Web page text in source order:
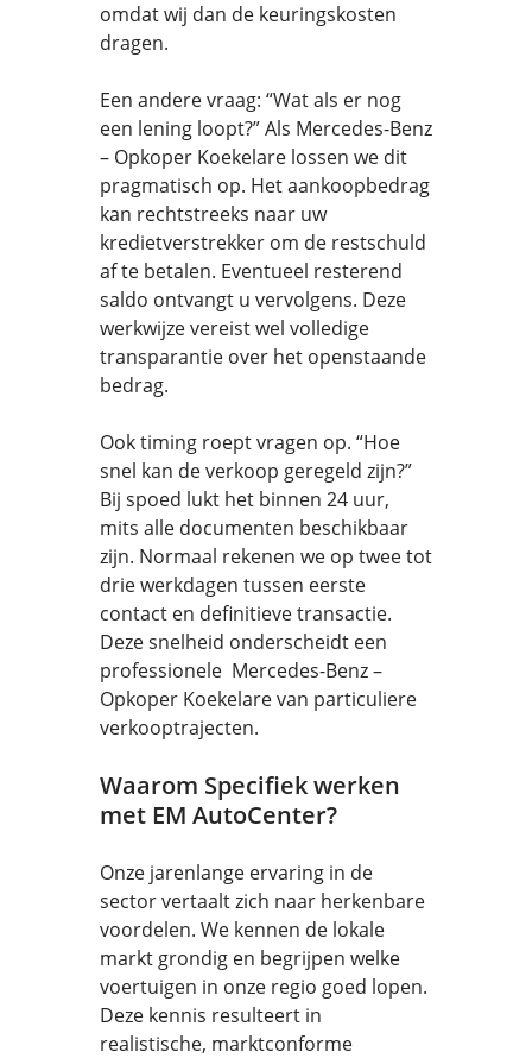
omdat wij dan de keuringskosten
dragen.
Een andere vraag: “Wat als er nog
een lening loopt?” Als Mercedes-Benz
– Opkoper Koekelare lossen we dit
pragmatisch op. Het aankoopbedrag
kan rechtstreeks naar uw
kredietverstrekker om de restschuld
af te betalen. Eventueel resterend
saldo ontvangt u vervolgens. Deze
werkwijze vereist wel volledige
transparantie over het openstaande
bedrag.
Ook timing roept vragen op. “Hoe
snel kan de verkoop geregeld zijn?”
Bij spoed lukt het binnen 24 uur,
mits alle documenten beschikbaar
zijn. Normaal rekenen we op twee tot
drie werkdagen tussen eerste
contact en definitieve transactie.
Deze snelheid onderscheidt een
professionele Mercedes-Benz –
Opkoper Koekelare van particuliere
verkooptrajecten.
Waarom Specifiek werken
met EM AutoCenter?
Onze jarenlange ervaring in de
sector vertaalt zich naar herkenbare
voordelen. We kennen de lokale
markt grondig en begrijpen welke
voertuigen in onze regio goed lopen.
Deze kennis resulteert in
realistische, marktconforme